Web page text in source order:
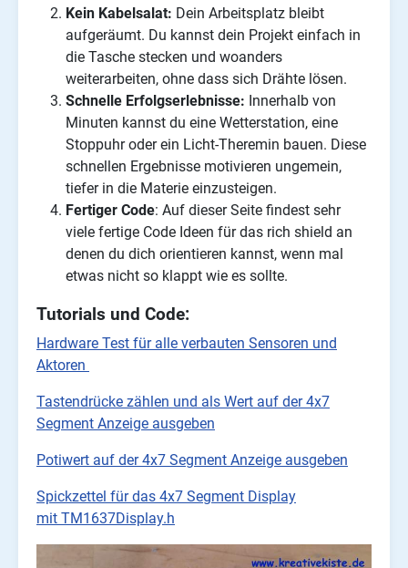
Kein Kabelsalat: Dein Arbeitsplatz bleibt
aufgeräumt. Du kannst dein Projekt einfach in
die Tasche stecken und woanders
weiterarbeiten, ohne dass sich Drähte lösen.
Schnelle Erfolgserlebnisse: Innerhalb von
Minuten kannst du eine Wetterstation, eine
Stoppuhr oder ein Licht-Theremin bauen. Diese
schnellen Ergebnisse motivieren ungemein,
tiefer in die Materie einzusteigen.
Fertiger Code: Auf dieser Seite findest sehr
viele fertige Code Ideen für das rich shield an
denen du dich orientieren kannst, wenn mal
etwas nicht so klappt wie es sollte.
Tutorials und Code:
Hardware Test für alle verbauten Sensoren und
Aktoren
Tastendrücke zählen und als Wert auf der 4x7
Segment Anzeige ausgeben
Potiwert auf der 4x7 Segment Anzeige ausgeben
Spickzettel für das 4x7 Segment Display
mit TM1637Display.h